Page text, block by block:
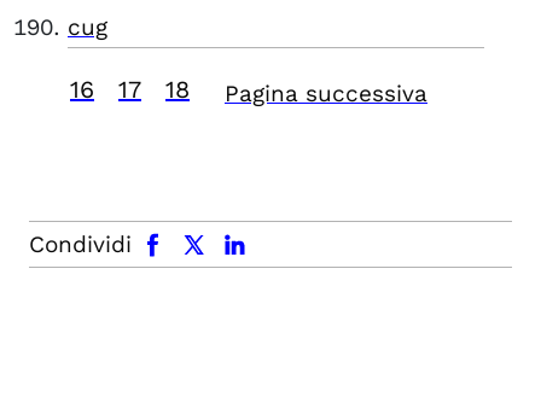
cug
16 17 18 Pagina successiva
Condividi
facebook x.com linkedin